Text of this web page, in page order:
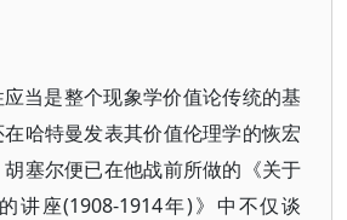
当是整个现象学价值论传统的基
哈特曼发表其价值伦理学的恢宏
塞尔便已在他战前所做的《关于
讲座(1908-1914年)》中不仅谈